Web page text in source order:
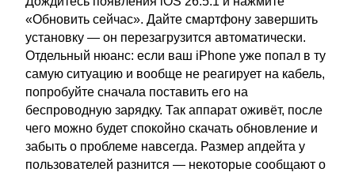
«Обновить сейчас». Дайте смартфону завершить
установку — он перезагрузится автоматически.
Отдельный нюанс: если ваш iPhone уже попал в ту
самую ситуацию и вообще не реагирует на кабель,
попробуйте сначала поставить его на
беспроводную зарядку. Так аппарат оживёт, после
чего можно будет спокойно скачать обновление и
забыть о проблеме навсегда. Размер апдейта у
пользователей разнится — некоторые сообщают о